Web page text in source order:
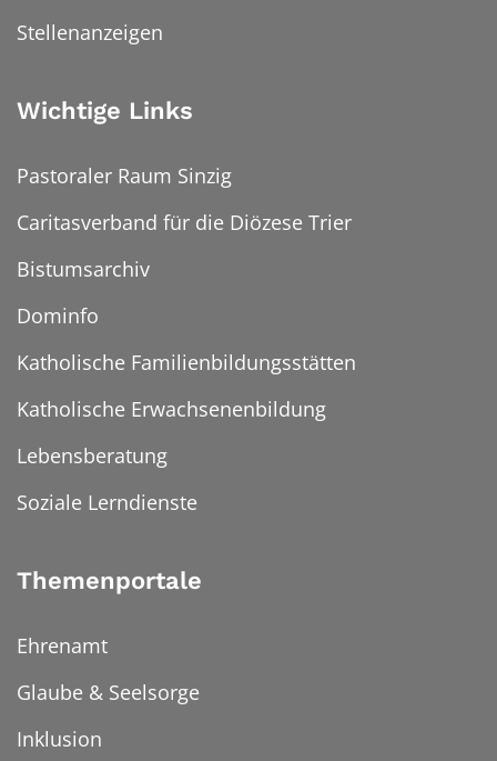
Stellenanzeigen
Wichtige Links
Pastoraler Raum Sinzig
Caritasverband für die Diözese Trier
Bistumsarchiv
Dominfo
Katholische Familienbildungsstätten
Katholische Erwachsenenbildung
Lebensberatung
Soziale Lerndienste
Themenportale
Ehrenamt
Glaube & Seelsorge
Inklusion